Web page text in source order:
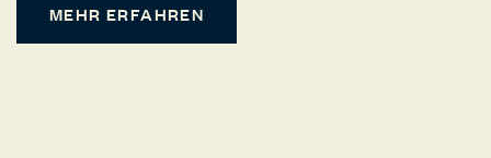
MEHR ERFAHREN